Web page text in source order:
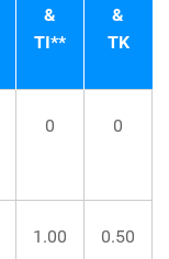
&
TI**
&
TK
0 0
1.00 0.50